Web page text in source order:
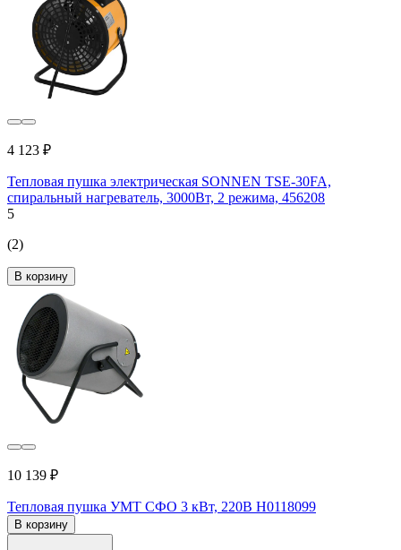
4 123 ₽
Тепловая пушка электрическая SONNEN TSE-30FA,
спиральный нагреватель, 3000Вт, 2 режима, 456208
5
(2)
В корзину
10 139 ₽
Тепловая пушка УМТ СФО 3 кВт, 220В Н0118099
В корзину